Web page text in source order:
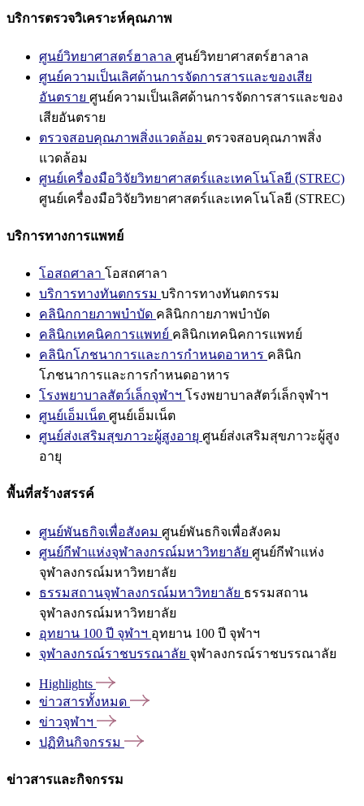
บริการตรวจวิเคราะห์คุณภาพ
ศูนย์วิทยาศาสตร์ฮาลาล ศูนย์วิทยาศาสตร์ฮาลาล
ศูนย์ความเป็นเลิศด้านการจัดการสารและของเสีย
อันตราย ศูนย์ความเป็นเลิศด้านการจัดการสารและของ
เสียอันตราย
ตรวจสอบคุณภาพสิ่งแวดล้อม ตรวจสอบคุณภาพสิ่ง
แวดล้อม
ศูนย์เครื่องมือวิจัยวิทยาศาสตร์และเทคโนโลยี (STREC)
ศูนย์เครื่องมือวิจัยวิทยาศาสตร์และเทคโนโลยี (STREC)
บริการทางการแพทย์
โอสถศาลา โอสถศาลา
บริการทางทันตกรรม บริการทางทันตกรรม
คลินิกกายภาพบำบัด คลินิกกายภาพบำบัด
คลินิกเทคนิคการแพทย์ คลินิกเทคนิคการแพทย์
คลินิกโภชนาการและการกำหนดอาหาร คลินิก
โภชนาการและการกำหนดอาหาร
โรงพยาบาลสัตว์เล็กจุฬาฯ โรงพยาบาลสัตว์เล็กจุฬาฯ
ศูนย์เอ็มเน็ต ศูนย์เอ็มเน็ต
ศูนย์ส่งเสริมสุขภาวะผู้สูงอายุ ศูนย์ส่งเสริมสุขภาวะผู้สูง
อายุ
พื้นที่สร้างสรรค์
ศูนย์พันธกิจเพื่อสังคม ศูนย์พันธกิจเพื่อสังคม
ศูนย์กีฬาแห่งจุฬาลงกรณ์มหาวิทยาลัย ศูนย์กีฬาแห่ง
จุฬาลงกรณ์มหาวิทยาลัย
ธรรมสถานจุฬาลงกรณ์มหาวิทยาลัย ธรรมสถาน
จุฬาลงกรณ์มหาวิทยาลัย
อุทยาน 100 ปี จุฬาฯ อุทยาน 100 ปี จุฬาฯ
จุฬาลงกรณ์ราชบรรณาลัย จุฬาลงกรณ์ราชบรรณาลัย
Highlights
ข่าวสารทั้งหมด
ข่าวจุฬาฯ
ปฏิทินกิจกรรม
ข่าวสารและกิจกรรม